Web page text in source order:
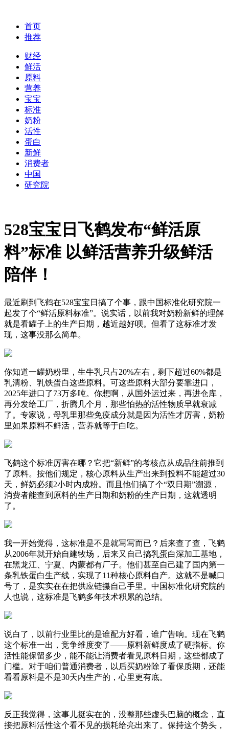
首页
推荐
财经
鲜活
原料
营养
宝宝
标准
奶粉
活性
蛋白
新鲜
消费者
中国
研究院
528宝宝日飞鹤发布“鲜活原
料”标准 以鲜活营养升级鲜活
陪伴！
最近刷到飞鹤在528宝宝日搞了个事，跟中国标准化研究院一
起发了个“鲜活原料标准”。说实话，以前我对奶粉新鲜的理解
就是看罐子上的生产日期，越近越好呗。但看了这标准才发
现，这事没那么简单。
你知道一罐奶粉里，生牛乳只占20%左右，剩下超过60%都是
乳清粉、乳铁蛋白这些原料。可这些原料大部分要靠进口，
2025年进口了73万多吨。你想啊，从国外运过来，再进仓库，
再分发给工厂，折腾几个月，那些怕热的活性物质早就衰减
了。专家说，母乳里那些免疫成分就是因为活性才厉害，奶粉
里如果原料不鲜活，营养就等于白吃。
飞鹤这个标准厉害在哪？它把“新鲜”的考核点从成品往前推到
了原料。按他们规定，核心原料从生产出来到投料不能超过30
天，鲜奶必须2小时内成粉。而且他们搞了个“双日期”溯源，
消费者能查到原料的生产日期和奶粉的生产日期，这就透明
了。
我一开始觉得，这标准是不是就写写而已？后来查了查，飞鹤
从2006年就开始自建牧场，后来又自己搞乳蛋白深加工基地，
在黑龙江、宁夏、内蒙都有厂子。他们甚至自己建了国内第一
条乳铁蛋白生产线，实现了11种核心原料自产。这就不是喊口
号了，是实实在在把供应链攥自己手里。中国标准化研究院的
人也说，这标准是飞鹤多年技术积累的总结。
说白了，以前行业里比的是谁配方好看，谁广告响。现在飞鹤
这个标准一出，竞争维度变了——原料新鲜度成了硬指标。你
活性能保留多少，能不能让消费者看见原料日期，这些都成了
门槛。对于咱们普通消费者，以后买奶粉除了看保质期，还能
看看原料是不是30天内生产的，心里更有底。
反正我觉得，这事儿挺实在的，没整那些虚头巴脑的概念，直
接把原料活性这个看不见的损耗给亮出来了。保持这个势头，